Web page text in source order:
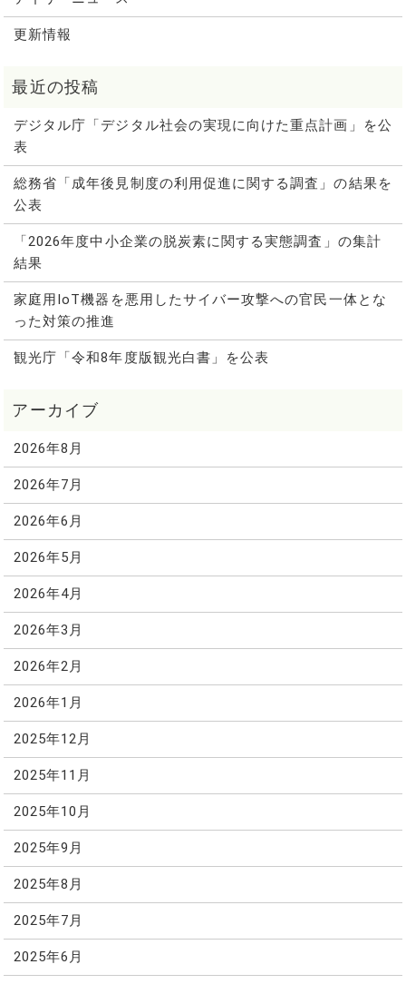
更新情報
デジタル庁「デジタル社会の実現に向けた重点計画」を公
表
総務省「成年後見制度の利用促進に関する調査」の結果を
公表
「2026年度中小企業の脱炭素に関する実態調査」の集計
結果
家庭用IoT機器を悪用したサイバー攻撃への官民一体とな
った対策の推進
観光庁「令和8年度版観光白書」を公表
2026年8月
2026年7月
2026年6月
2026年5月
2026年4月
2026年3月
2026年2月
2026年1月
2025年12月
2025年11月
2025年10月
2025年9月
2025年8月
2025年7月
2025年6月